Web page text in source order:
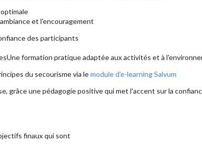
et l'encouragement
des participants
formation pratique adaptée aux activités et à
du secourisme via le module d'e-learning Salvum
grâce une pédagogie positive qui met l'accent sur la
finaux qui sont